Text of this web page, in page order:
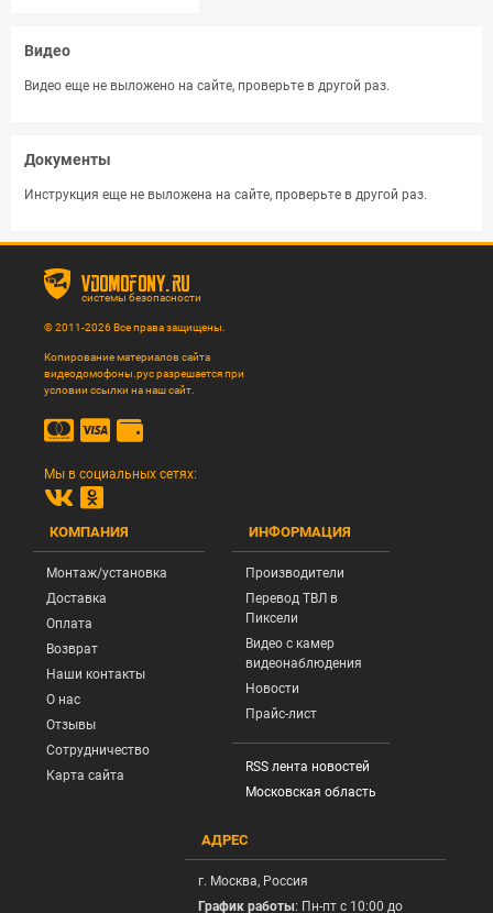
Видео
Видео еще не выложено на сайте, проверьте в другой раз.
Документы
Инструкция еще не выложена на сайте, проверьте в другой раз.
vdomofony.ru
системы безопасности
© 2011-2026 Все права защищены.
Копирование материалов сайта
видеодомофоны.рус разрешается при
условии ссылки на наш сайт.
Мы в социальных сетях:
КОМПАНИЯ
Монтаж/установка
Доставка
Оплата
Возврат
Наши контакты
О нас
Отзывы
Сотрудничество
Карта сайта
ИНФОРМАЦИЯ
Производители
Перевод ТВЛ в
Пиксели
Видео с камер
видеонаблюдения
Новости
Прайс-лист
RSS лента новостей
Московская область
АДРЕС
г. Москва, Россия
График работы: Пн-пт с 10:00 до